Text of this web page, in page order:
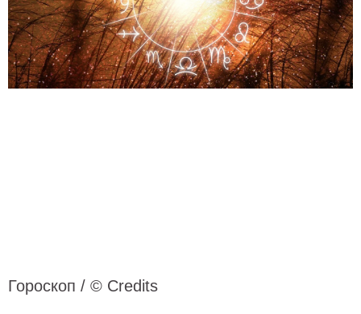
Гороскоп / © Credits